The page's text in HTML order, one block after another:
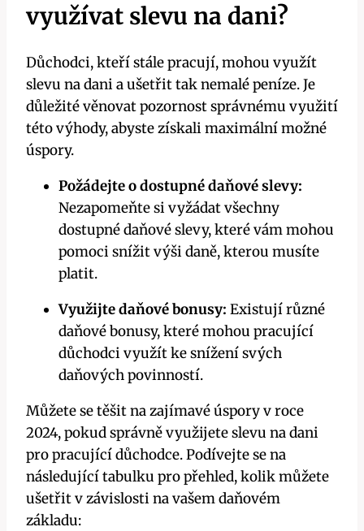
využívat slevu na dani?
Důchodci, kteří stále pracují, mohou využít
slevu na dani a ušetřit tak nemalé peníze. Je
důležité věnovat pozornost správnému využití
této výhody, abyste získali maximální možné
úspory.
Požádejte o dostupné daňové slevy:
Nezapomeňte si vyžádat všechny
dostupné daňové slevy, které vám mohou
pomoci snížit výši daně, kterou musíte
platit.
Využijte daňové bonusy: Existují různé
daňové bonusy, které mohou pracující
důchodci využít ke snížení svých
daňových povinností.
Můžete se těšit na zajímavé úspory v roce
2024, pokud správně využijete slevu na dani
pro pracující důchodce. Podívejte se na
následující tabulku pro přehled, kolik můžete
ušetřit v závislosti na vašem daňovém
základu: